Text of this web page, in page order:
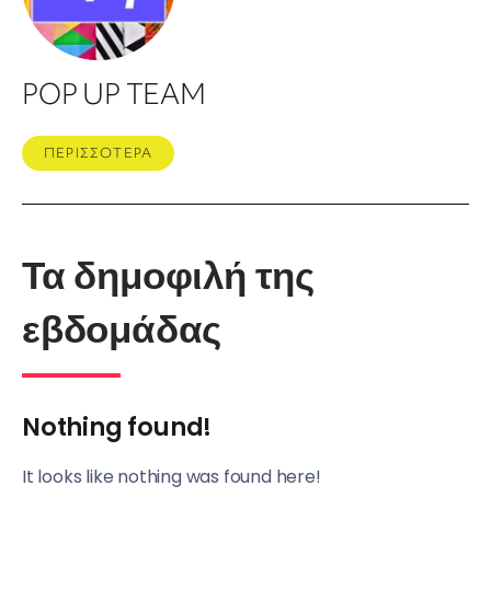
POP UP TEAM
ΠΕΡΙΣΣΟΤΕΡΑ
Τα δημοφιλή της
εβδομάδας
Nothing found!
It looks like nothing was found here!